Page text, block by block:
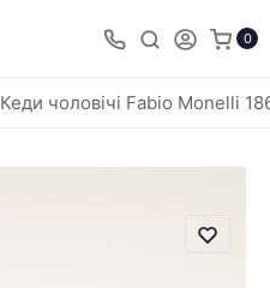
0
Кеди чоловічі Fabio Monelli